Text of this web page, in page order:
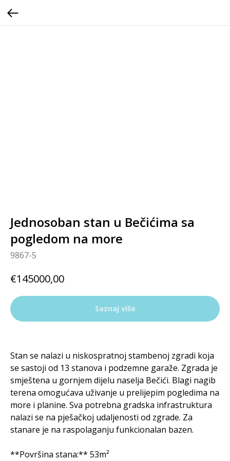
Jednosoban stan u Bečićima sa
pogledom na more
9867-5
€145000,00
Saznaj više
Stan se nalazi u niskospratnoj stambenoj zgradi koja
se sastoji od 13 stanova i podzemne garaže. Zgrada je
smještena u gornjem dijelu naselja Bečići. Blagi nagib
terena omogućava uživanje u prelijepim pogledima na
more i planine. Sva potrebna gradska infrastruktura
nalazi se na pješačkoj udaljenosti od zgrade. Za
stanare je na raspolaganju funkcionalan bazen.
**Površina stana:** 53m²